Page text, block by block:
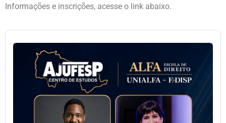
Informações e inscrições, acesse o link abaixo.